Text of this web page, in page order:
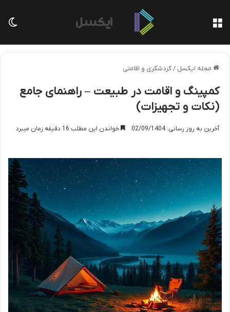
مجله ایکسل /گردشگری و اقامتی
کمپینگ و اقامت در طبیعت – راهنمای جامع
(نکات و تجهیزات)
آخرین به روز رسانی: 02/09/1404 خواندن این مطلب 16 دقیقه زمان میبرد